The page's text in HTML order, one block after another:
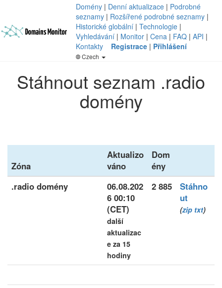
Domény | Denní aktualizace | Podrobné
seznamy | Rozšířené podrobné seznamy |
Historické globální | Technologie |
Vyhledávání | Monitor | Cena | FAQ | API |
Kontakty
Registrace | Přihlášení
Czech
Stáhnout seznam .radio
domény
Zóna
Aktualizo
váno
Dom
ény
.radio domény
06.08.202
6 00:10
(CET)
další
aktualizac
e za 15
hodiny
2 885
Stáhno
ut
(zip txt)